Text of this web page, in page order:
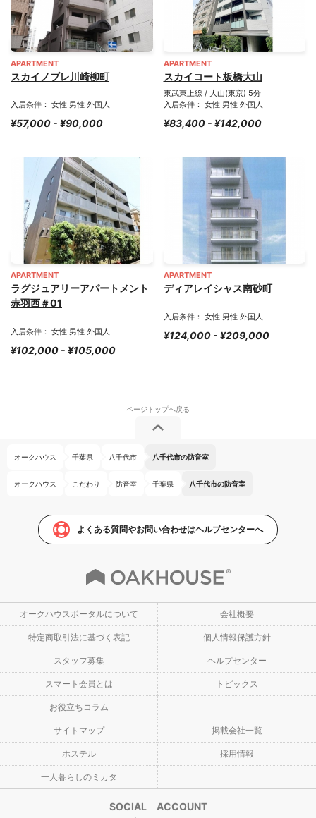
APARTMENT
スカイノブレ川崎柳町
入居条件： 女性 男性 外国人
¥57,000 - ¥90,000
APARTMENT
スカイコート板橋大山
東武東上線 / 大山(東京) 5分
入居条件： 女性 男性 外国人
¥83,400 - ¥142,000
APARTMENT
ラグジュアリーアパートメント
赤羽西＃01
入居条件： 女性 男性 外国人
¥102,000 - ¥105,000
APARTMENT
ディアレイシャス南砂町
入居条件： 女性 男性 外国人
¥124,000 - ¥209,000
オークハウス 千葉県 八千代市 八千代市の防音室
オークハウス こだわり 防音室 千葉県 八千代市の防音室
よくある質問やお問い合わせはヘルプセンターへ
オークハウスポータルについて 会社概要
特定商取引法に基づく表記 個人情報保護方針
スタッフ募集 ヘルプセンター
スマート会員とは トピックス
お役立ちコラム
サイトマップ 掲載会社一覧
ホステル 採用情報
一人暮らしのミカタ
SOCIAL ACCOUNT